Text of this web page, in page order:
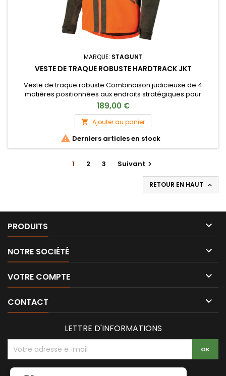
MARQUE: STAGUNT
VESTE DE TRAQUE ROBUSTE HARDTRACK JKT
Veste de traque robuste Combinaison judicieuse de 4
matières positionnées aux endroits stratégiques pour
assurer confort et robustesse. Devant : Matière 1200 deniers
très robuste / Renforts KVL épaules et avants bras / 5
grandes poches zippées / Manches ergonomiques Dos
: Matière souple / Large poche carnier Intérieur : Grande
poche zippée sécurisée /...
189,00 €
 Ajouter au panier
 Derniers articles en stock
1 2 3 Suivant 
RETOUR EN HAUT 
PRODUITS 
NOTRE SOCIÉTÉ 
VOTRE COMPTE 
CONTACT 
LETTRE D'INFORMATIONS